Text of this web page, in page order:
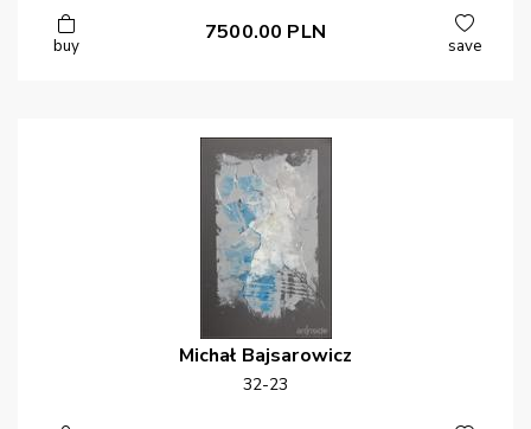
buy
7500.00 PLN
save
Michał Bajsarowicz
32-23